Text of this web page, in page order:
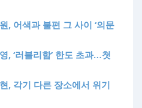
, 어색과 불편 그 사이 ‘의문
, ‘러블리함’ 한도 초과…첫
, 각기 다른 장소에서 위기